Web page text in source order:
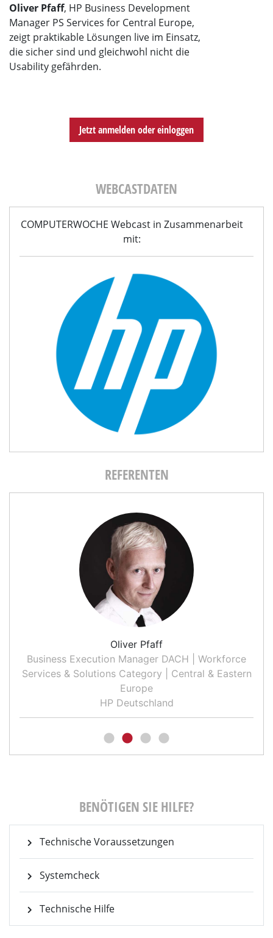
Oliver Pfaff, HP Business Development
Manager PS Services for Central Europe,
zeigt praktikable Lösungen live im Einsatz,
die sicher sind und gleichwohl nicht die
Usability gefährden.
Jetzt anmelden oder einloggen
WEBCASTDATEN
COMPUTERWOCHE Webcast in Zusammenarbeit
mit:
REFERENTEN
Oliver Pfaff
Business Execution Manager DACH | Workforce
Services & Solutions Category | Central & Eastern
Europe
HP Deutschland
BENÖTIGEN SIE HILFE?
Technische Voraussetzungen
Systemcheck
Technische Hilfe